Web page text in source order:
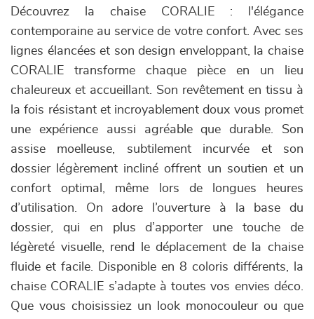
Découvrez la chaise CORALIE : l'élégance
contemporaine au service de votre confort. Avec ses
lignes élancées et son design enveloppant, la chaise
CORALIE transforme chaque pièce en un lieu
chaleureux et accueillant. Son revêtement en tissu à
la fois résistant et incroyablement doux vous promet
une expérience aussi agréable que durable. Son
assise moelleuse, subtilement incurvée et son
dossier légèrement incliné offrent un soutien et un
confort optimal, même lors de longues heures
d’utilisation. On adore l’ouverture à la base du
dossier, qui en plus d’apporter une touche de
légèreté visuelle, rend le déplacement de la chaise
fluide et facile. Disponible en 8 coloris différents, la
chaise CORALIE s’adapte à toutes vos envies déco.
Que vous choisissiez un look monocouleur ou que